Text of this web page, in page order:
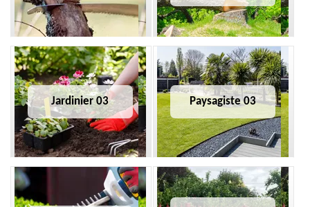
Jardinier 03 Paysagiste 03